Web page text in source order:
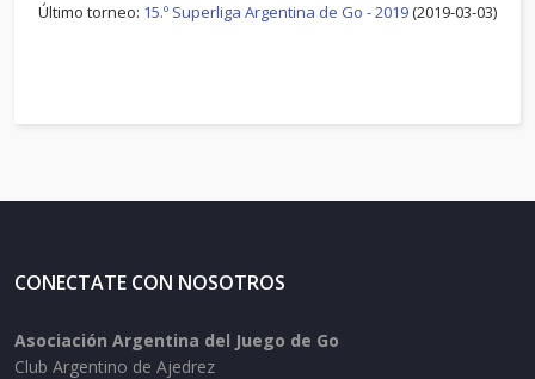
Último torneo: 15.º Superliga Argentina de Go - 2019(2019-03-03)
CONECTATE CON NOSOTROS
Asociación Argentina del Juego de Go
Club Argentino de Ajedrez